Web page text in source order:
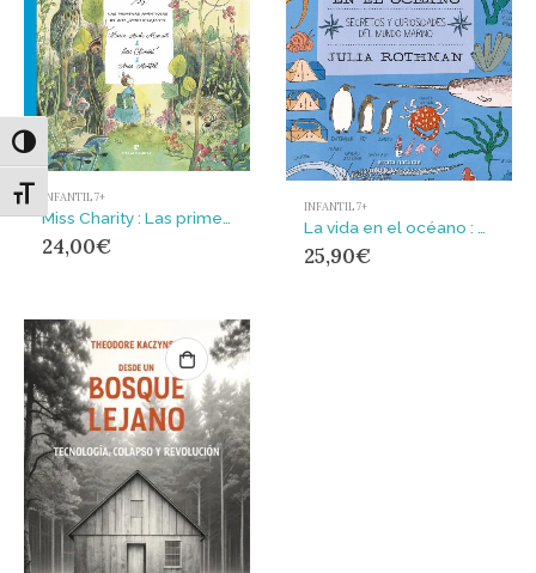
Alternar alto contraste
Alternar tamaño de letra
INFANTIL 7+
24,00€
INFANTIL 7+
25,90€